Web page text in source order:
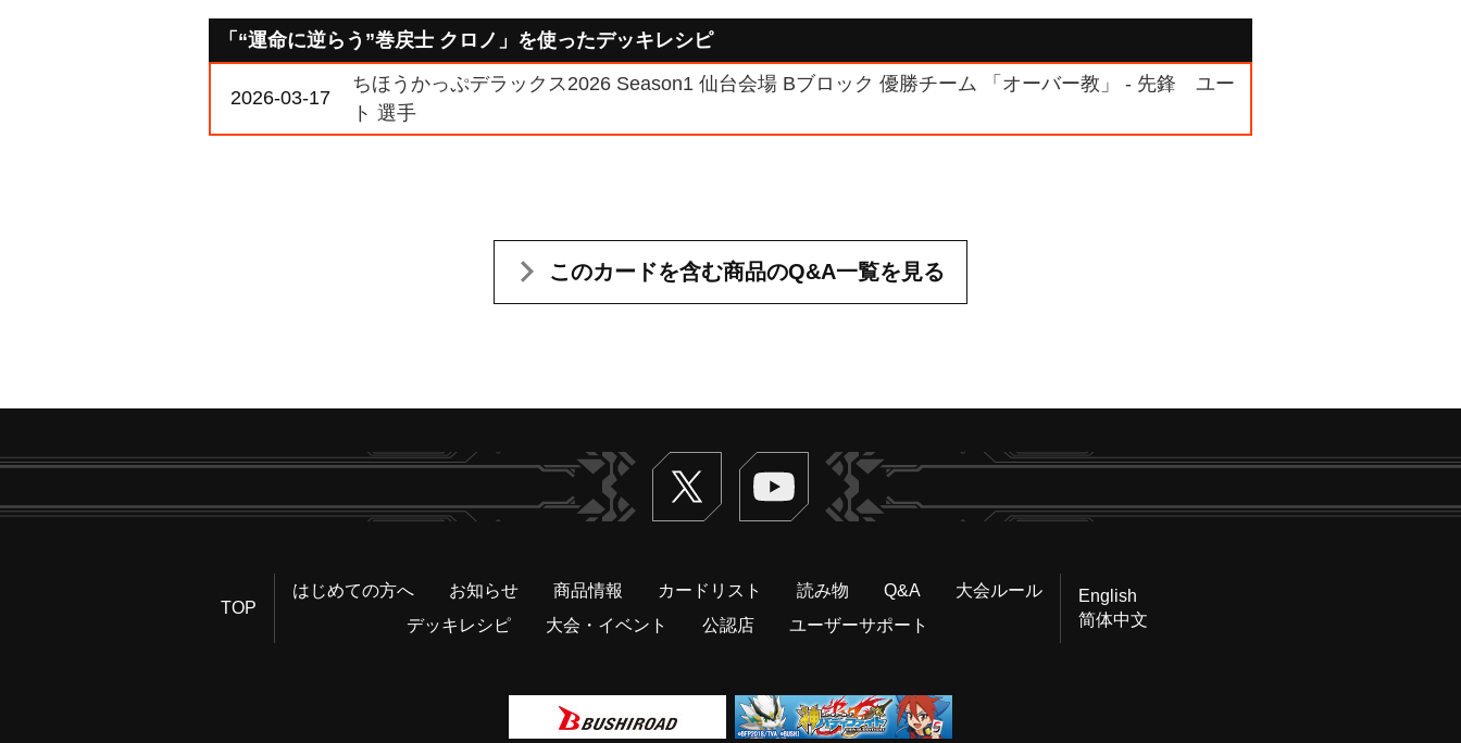
「“運命に逆らう”巻戻士 クロノ」を使ったデッキレシピ
2026-03-17
ちほうかっぷデラックス2026 Season1 仙台会場 Bブロック 優勝チーム 「オーバー教」 - 先鋒 ユー
ト 選手
このカードを含む商品のQ&A一覧を見る
Twitter ヴァンガードch
TOP
はじめての方へ お知らせ 商品情報 カードリスト 読み物 Q&A
大会ルール
デッキレシピ
大会・イベント 公認店 ユーザーサポート
English
简体中文